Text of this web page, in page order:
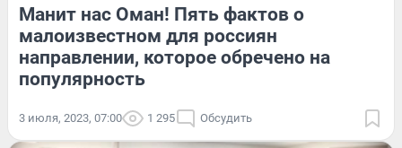
Манит нас Оман! Пять фактов о
малоизвестном для россиян
направлении, которое обречено на
популярность
3 июля, 2023, 07:00 1 295 Обсудить